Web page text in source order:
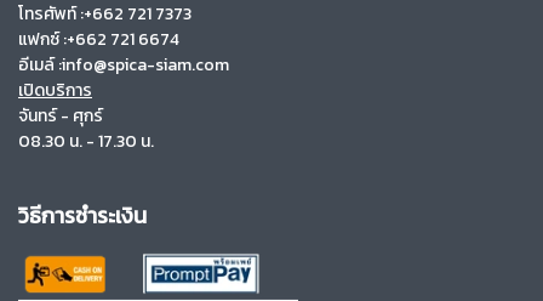
โทรศัพท์ :+662 721 7373
แฟกซ์ :+662 721 6674
อีเมล์ :info@spica-siam.com
เปิดบริการ
จันทร์ - ศุกร์
08.30 น. - 17.30 น.
วิธีการชำระเงิน